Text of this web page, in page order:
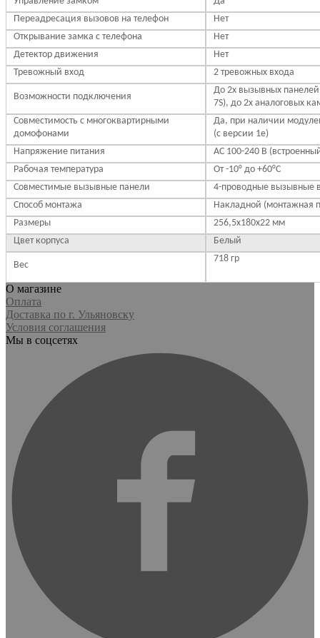
Переадресация вызовов на телефон
Нет
Открывание замка с телефона
Нет
Детектор движения
Нет
Тревожный вход
2 тревожных входа
Возможности подключения
До 2х вызывных
7S), до 2х аналоговых
Совместимость с многоквартирными
домофонами
Да, при наличии
(с версии 1e)
Напряжение питания
АС 100-240 В
Рабочая температура
От -10° до +60°С
Совместимые вызывные панели
4-проводные вызывные
Способ монтажа
Накладной (монтажная
Размеры
256,5х180х22 мм
Цвет корпуса
Белый
Вес
718 гр
О магазине
Оплата
Доставка по г. Ульяновску
Условия соглашения
Мы в соцсетях